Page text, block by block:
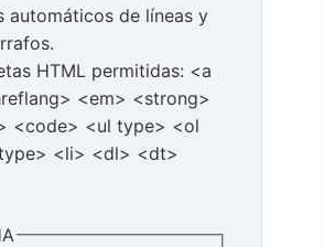
automáticos de líneas y
HTML permitidas: <a
<em> <strong>
<code> <ul type> <ol
<li> <dl> <dt>